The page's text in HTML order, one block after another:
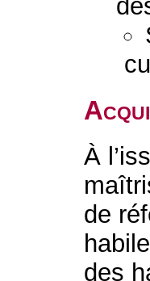
À
de
des